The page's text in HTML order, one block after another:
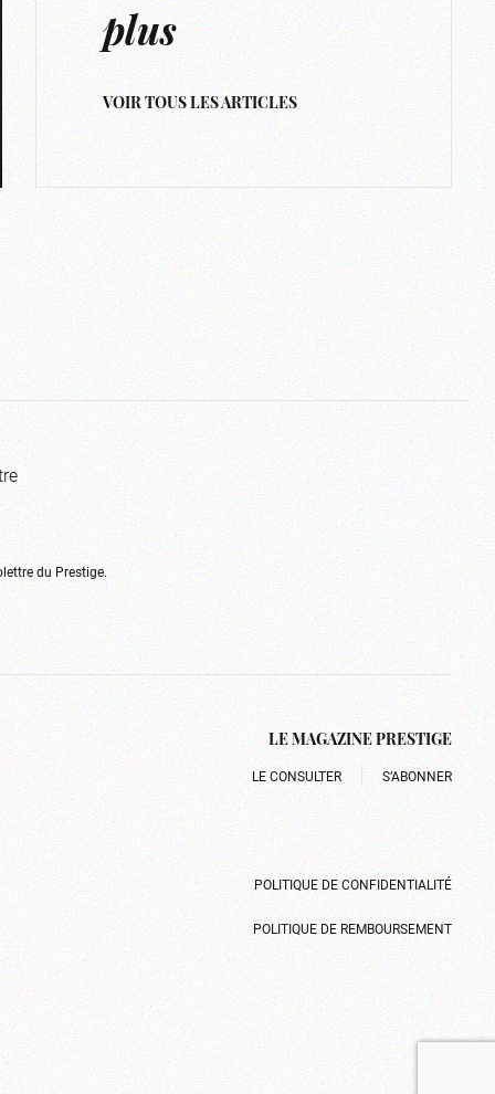
plus
VOIR TOUS LES ARTICLES
du Prestige.
LE MAGAZINE PRESTIGE
LE CONSULTER S’ABONNER
POLITIQUE DE CONFIDENTIALITÉ
POLITIQUE DE REMBOURSEMENT